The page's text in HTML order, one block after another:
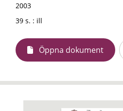
2003
39 s. : ill
Öppna dokument